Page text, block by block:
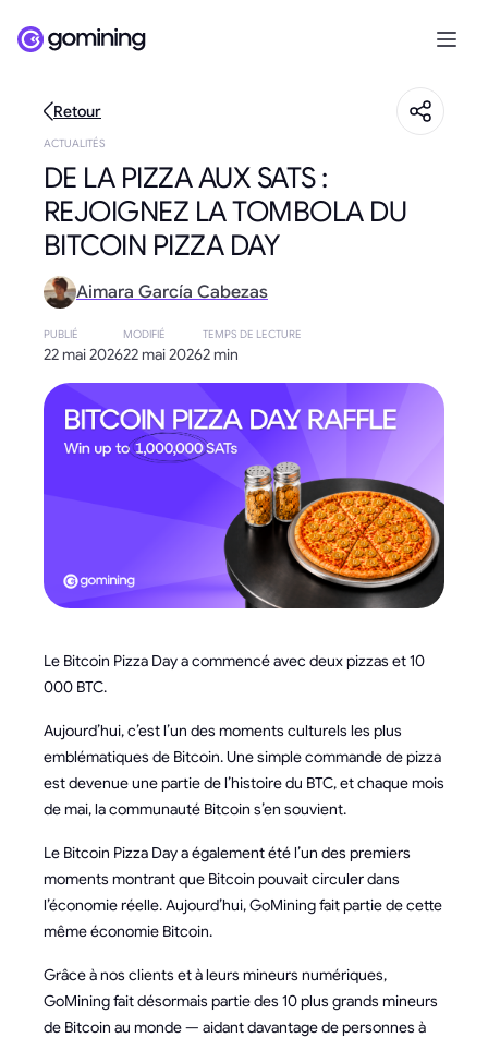
Retour
ACTUALITÉS
DE LA PIZZA AUX SATS :
REJOIGNEZ LA TOMBOLA DU
BITCOIN PIZZA DAY
Aimara García Cabezas
PUBLIÉ
22 mai 2026
MODIFIÉ
22 mai 2026
TEMPS DE LECTURE
2 min
Le Bitcoin Pizza Day a commencé avec deux pizzas et 10
000 BTC.
Aujourd’hui, c’est l’un des moments culturels les plus
emblématiques de Bitcoin. Une simple commande de pizza
est devenue une partie de l’histoire du BTC, et chaque mois
de mai, la communauté Bitcoin s’en souvient.
Le Bitcoin Pizza Day a également été l’un des premiers
moments montrant que Bitcoin pouvait circuler dans
l’économie réelle. Aujourd’hui, GoMining fait partie de cette
même économie Bitcoin.
Grâce à nos clients et à leurs mineurs numériques,
GoMining fait désormais partie des 10 plus grands mineurs
de Bitcoin au monde — aidant davantage de personnes à